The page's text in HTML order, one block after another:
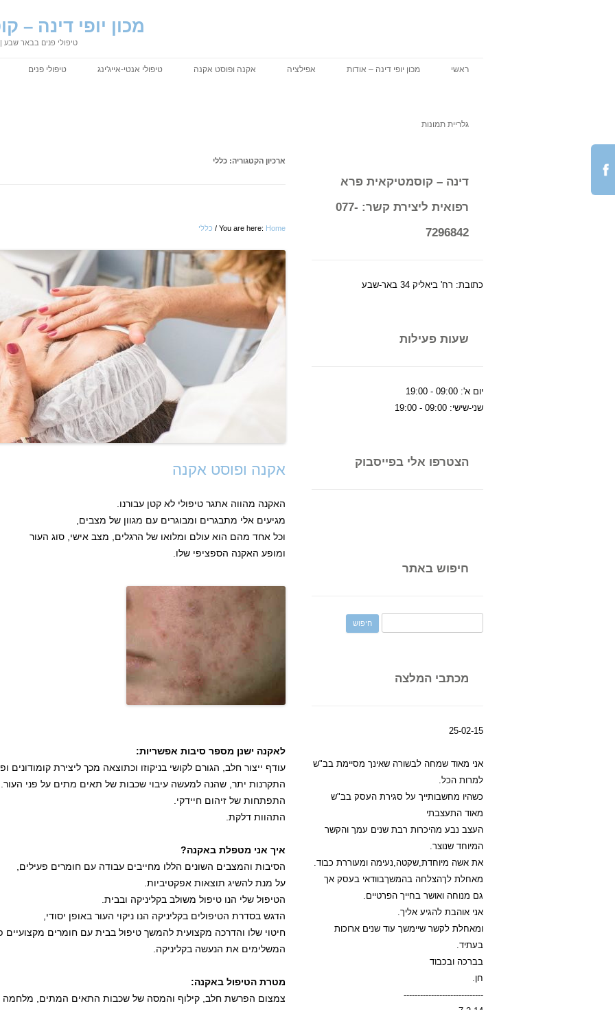
מכון יופי דינה
טיפולי פנים בבאר שבע |
content
ראשי מכון יופי דינה – אודות אפילציה אקנה ופוסט אקנה טיפולי אנטי-אייג'ינג טיפולי פנים
גלריית תמונות
ארכיון הקטגוריה: כללי
You are here: Home
/ כללי
אקנה ופוסט אקנה
האקנה מהווה אתגר טיפולי לא קטן עבורנו.
מגיעים אלי מתבגרים ומבוגרים עם מגוון של מצבים,
וכל אחד מהם הוא עולם ומלואו של הרגלים, מצב אישי, סוג העור
ומופע האקנה הספציפי שלו.
לאקנה ישנן מספר סיבות אפשריות:
עודף ייצור חלב, הגורם לקושי בניקוזו וכתוצאה מכך ליצירת קומודונים
התקרנות יתר, שהנה למעשה עיבוי שכבות של תאים מתים על פני העור.
התפתחות של זיהום חיידקי.
התהוות דלקת.
איך אני מטפלת באקנה?
הסיבות והמצבים השונים הללו מחייבים עבודה עם חומרים פעילים,
על מנת להשיג תוצאות אפקטיביות.
הטיפול שלי הנו טיפול משולב בקליניקה ובבית.
הדגש בסדרת הטיפולים בקליניקה הנו ניקוי העור באופן יסודי,
חיטוי שלו והדרכה מקצועית להמשך טיפול בבית עם חומרים מקצועיים
המשלימים את הנעשה בקליניקה.
מטרת הטיפול באקנה:
צמצום הפרשת חלב, קילוף והמסה של שכבות התאים המתים, מלחמה
דינה – קוסמטיקאית פרא
רפואית ליצירת קשר: 077-
7296842
כתובת: רח' ביאליק 34 באר-שבע
שעות פעילות
יום א': ‏09:00‏ - ‏19:00‏
שני-שישי: ‏09:00‏ - ‏19:00‏
הצטרפו אלי בפייסבוק
חיפוש באתר
מכתבי המלצה
25-02-15
אני מאוד שמחה לבשורה שאינך מסיימת בב"ש
למרות הכל.
כשהיו מחשבותייך על סגירת העסק בב"ש
מאוד התעצבתי
העצב נבע מהיכרות רבת שנים עמך והקשר
המיוחד שנוצר.
את אשה מיוחדת,שקטה,נעימה ומעוררת כבוד.
מאחלת לךהצלחה בהמשךבוודאי בעסק אך
גם מנוחה ואושר בחייך הפרטיים.
אני אוהבת להגיע אליך.
ומאחלת לקשר שיימשך עוד שנים ארוכות
בעתיד.
בברכה ובכבוד
חן.
-----------------------------